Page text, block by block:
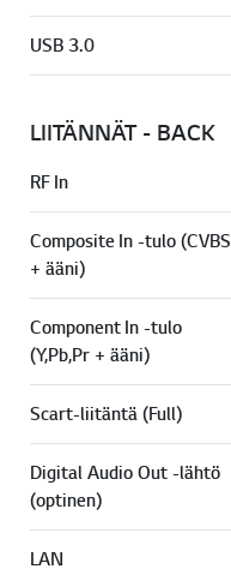
USB 3.0
LIITÄNNÄT - BACK
RF In
Composite In -tulo (CVBS
+ ääni)
Component In -tulo
(Y,Pb,Pr + ääni)
Scart-liitäntä (Full)
Digital Audio Out -lähtö
(optinen)
LAN